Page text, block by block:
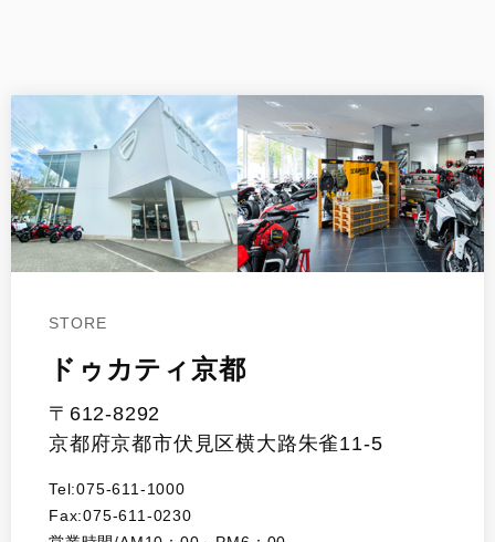
STORE
ドゥカティ京都
〒612-8292
京都府京都市伏見区横大路朱雀11-5
Tel:075-611-1000
Fax:075-611-0230